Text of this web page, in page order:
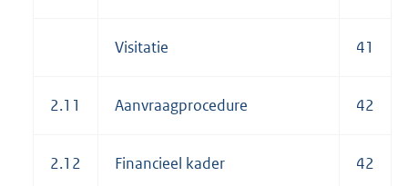
Visitatie 41
2.11 Aanvraagprocedure 42
2.12 Financieel kader 42